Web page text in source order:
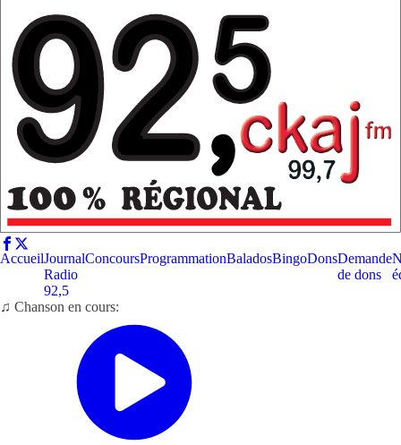
AccueilJournal
Radio
92,5
ConcoursProgrammationBaladosBingoDonsDemande
de dons
♫ Chanson en cours: